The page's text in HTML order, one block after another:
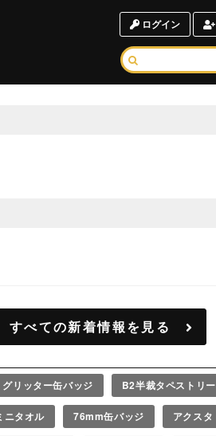
ログイン
すべての新着情報を見る
グリッター缶バッジ B2半裁タペストリー
ニタオル 76mm缶バッジ アクスタ